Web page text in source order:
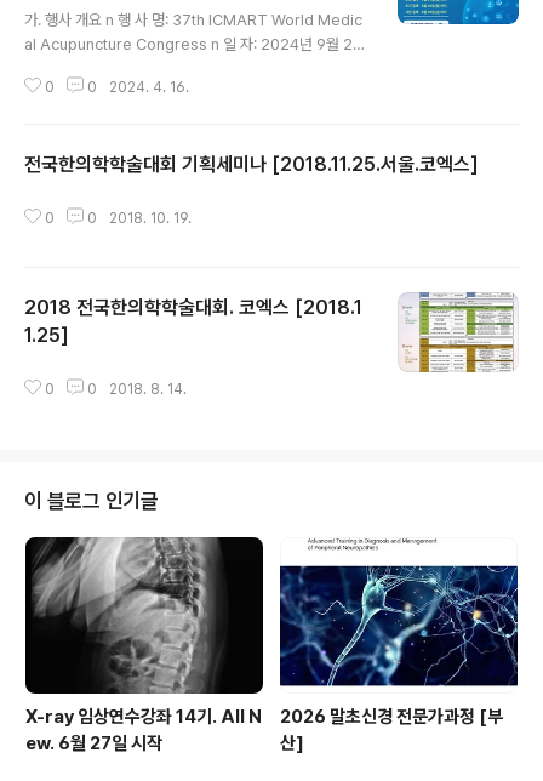
가. 행사 개요 n 행 사 명: 37th ICMART World Medic
al Acupuncture Congress n 일 자: 2024년 9월 27
침술협의회 (ICMART) / 대한한의학회 n 주 요 일 정: ü 초
한: 2024년 8월 30일(금)까지 n 홈 페 이 지: www.icm
0 0 2024. 4. 16.
전국한의학학술대회 기획세미나 [2018.11.25.서울.코엑스]
0 0 2018. 10. 19.
2018 전국한의학학술대회. 코엑스 [2018.1
1.25]
0 0 2018. 8. 14.
이 블로그 인기글
X-ray 임상연수강좌 14기. All N
ew. 6월 27일 시작
2026 말초신경 전문가과정 [부
산]